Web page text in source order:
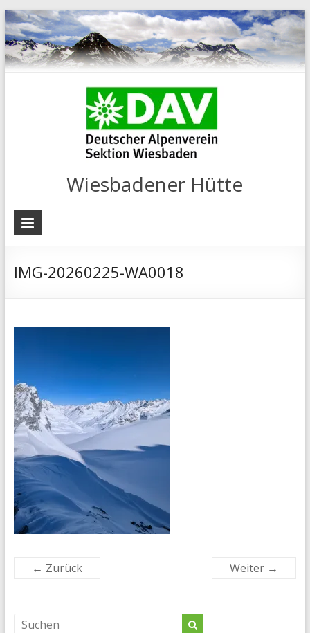
Wiesbadener Hütte
IMG-20260225-WA0018
← Zurück Weiter →